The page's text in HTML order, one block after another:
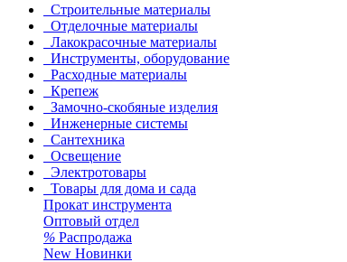
Строительные материалы
Отделочные материалы
Лакокрасочные материалы
Инструменты, оборудование
Расходные материалы
Крепеж
Замочно-скобяные изделия
Инженерные системы
Сантехника
Освещение
Электротовары
Товары для дома и сада
Прокат инструмента
Оптовый отдел
% Распродажа
New Новинки